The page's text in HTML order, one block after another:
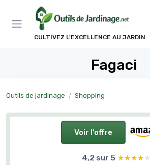
CULTIVEZ L'EXCELLENCE AU JARDIN
Fagaci
Outils de jardinage Shopping
Voir l'offre
4,2 sur 5 ★★★★★
★★★★★
Panneau de gestion des cookies